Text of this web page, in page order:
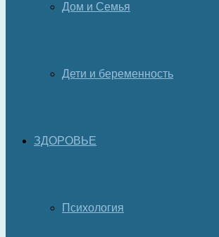
Дом и Семья
Дети и беременность
ЗДОРОВЬЕ
Психология